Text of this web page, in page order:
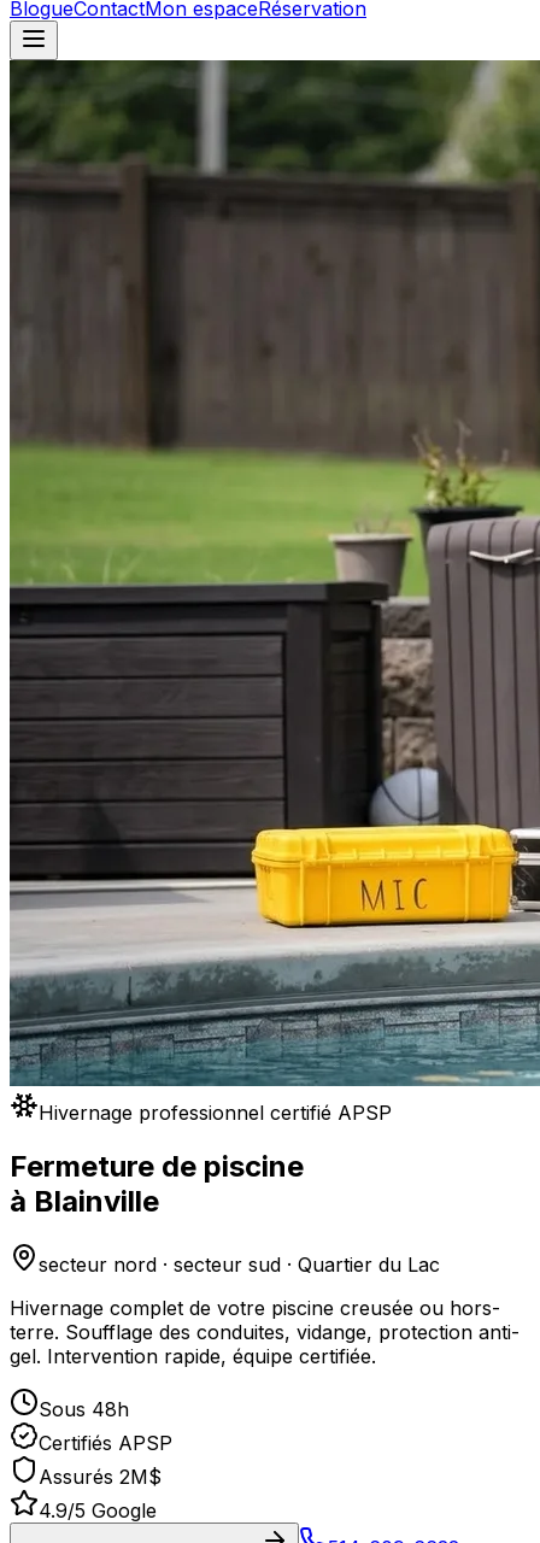
BlogueContactMon espaceRéservation
Hivernage professionnel certifié APSP
Fermeture de piscine
à Blainville
secteur nord · secteur sud · Quartier du Lac
Hivernage complet de votre piscine creusée ou hors-
terre. Soufflage des conduites, vidange, protection anti-
gel. Intervention rapide, équipe certifiée.
Sous 48h
Certifiés APSP
Assurés 2M$
4.9/5 Google